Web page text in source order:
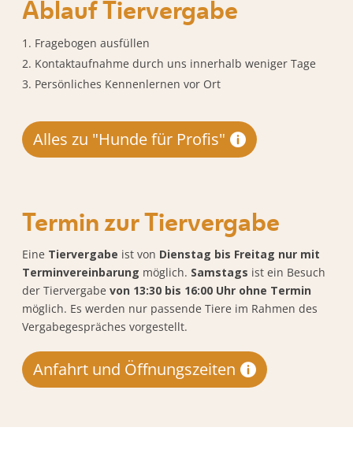
Ablauf Tiervergabe
Fragebogen ausfüllen
Kontaktaufnahme durch uns innerhalb weniger Tage
Persönliches Kennenlernen vor Ort
Alles zu "Hunde für Profis"
Termin zur Tiervergabe
Eine Tiervergabe ist von Dienstag bis Freitag nur mit
Terminvereinbarung möglich. Samstags ist ein Besuch
der Tiervergabevon 13:30 bis 16:00 Uhr ohne Termin
möglich. Es werden nur passende Tiere im Rahmen des
Vergabegespräches vorgestellt.
Anfahrt und Öffnungszeiten